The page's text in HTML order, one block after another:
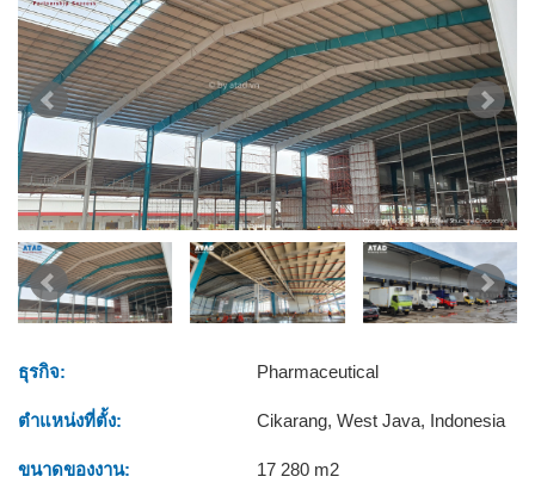
ธุรกิจ: Pharmaceutical
ตำแหน่งที่ตั้ง: Cikarang, West Java, Indonesia
ขนาดของงาน: 17 280 m2